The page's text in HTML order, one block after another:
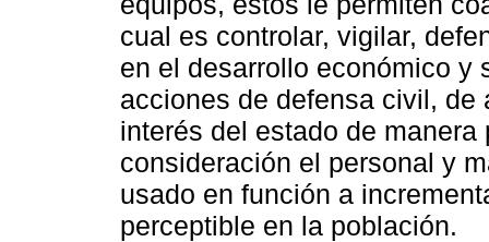
cual es controlar, vigilar,
en el desarrollo económico y
acciones de defensa civil, de
interés del estado de
consideración el personal y
usado en función a
perceptible en la población.